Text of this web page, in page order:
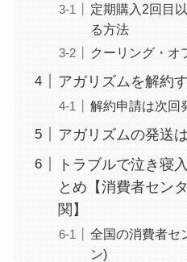
定期購入2回目
る方法
クーリング・オ
アガリズムを解約
解約申請は次回
アガリズムの発送
トラブルで泣き寝
とめ【消費者セン
関】
全国の消費者セ
ン)